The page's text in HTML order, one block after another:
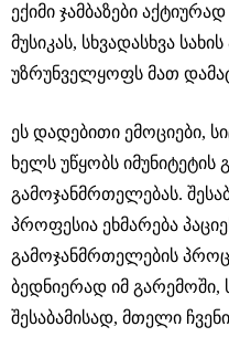
ექიმი ჯამბაზები
მუსიკას, სხვადასხვა
უზრუნველყოფს მათ
ეს დადებითი ემოციები,
ხელს უწყობს იმუნიტეტის
გამოჯანმრთელებას.
პროფესია ეხმარება
გამოჯანმრთელების
ბედნიერად იმ გარემოში,
შესაბამისად, მთელი